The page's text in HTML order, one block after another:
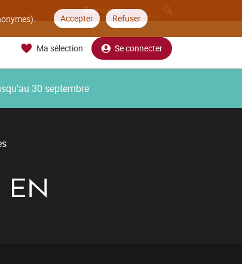
Accepter Refuser
Ma sélection Se connecter
30 septembre
EN